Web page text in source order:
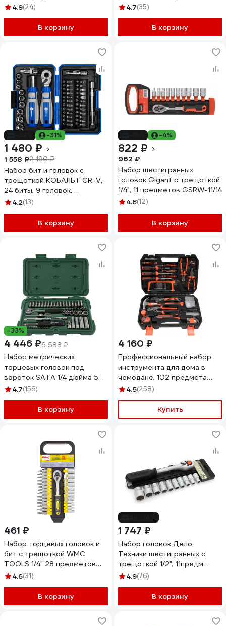
11/38
4.9(24)
В корзину
любые электромонтажные
4.7(35)
В корзину
-31%
1 480 ₽
1 558 ₽2 190 ₽
Набор бит и головок с
трещоткой КОБАЛЬТ CR-V,
24 биты, 9 головок,
трещотка, отверточная
шарнир, кейс+блистер, 38
предметов 915-069
4.2(13)
В корзину
-4%
822 ₽
962 ₽
Набор шестигранных
головок Gigant с трещоткой
1/4", 11 предметов GSRW-11/14
4.8(12)
В корзину
-33%
4 446 ₽6 588 ₽
Набор метрических
торцевых головок под
вороток SATA 1/4 дюйма 52
шт 09002
4.7(156)
В корзину
4 160 ₽
Профессиональный набор
инструмента для дома в
чемодане, 102 предмета
Gigant GNJ-102
4.5(258)
Купить
461 ₽
Набор торцевых головок и
бит с трещоткой WMC
TOOLS 1/4" 28 предметов
WMC-2028-5(51204)
4.6(31)
В корзину
1 747 ₽
Набор головок Дело
Техники шестигранных с
трещоткой 1/2", 11предм
620711
4.9(76)
В корзину